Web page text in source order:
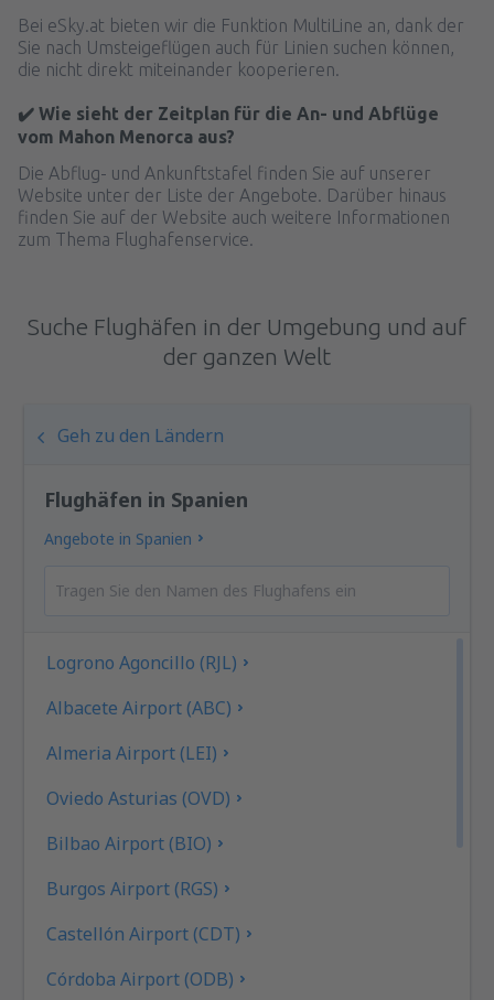
Bei eSky.at bieten wir die Funktion MultiLine an, dank der
Sie nach Umsteigeflügen auch für Linien suchen können,
die nicht direkt miteinander kooperieren.
✔️ Wie sieht der Zeitplan für die An- und Abflüge
vom Mahon Menorca aus?
Die Abflug- und Ankunftstafel finden Sie auf unserer
Website unter der Liste der Angebote. Darüber hinaus
finden Sie auf der Website auch weitere Informationen
zum Thema Flughafenservice.
Suche Flughäfen in der Umgebung und auf
der ganzen Welt
Geh zu den Ländern
Flughäfen in Spanien
Angebote in Spanien
Logrono Agoncillo (RJL)
Albacete Airport (ABC)
Almeria Airport (LEI)
Oviedo Asturias (OVD)
Bilbao Airport (BIO)
Burgos Airport (RGS)
Castellón Airport (CDT)
Córdoba Airport (ODB)